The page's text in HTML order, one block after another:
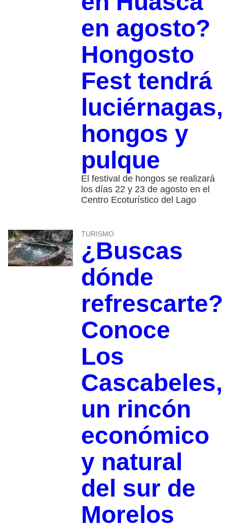
en agosto?
Hongosto
Fest tendrá
luciérnagas,
hongos y
pulque
El festival de hongos se realizará
los días 22 y 23 de agosto en el
Centro Ecoturístico del Lago
TURISMO
¿Buscas
dónde
refrescarte?
Conoce
Los
Cascabeles,
un rincón
económico
y natural
del sur de
Morelos